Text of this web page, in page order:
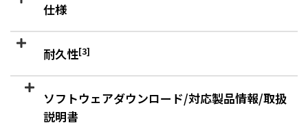
仕様
耐久性[3]
ソフトウェアダウンロード/対応製品情報/取扱
説明書